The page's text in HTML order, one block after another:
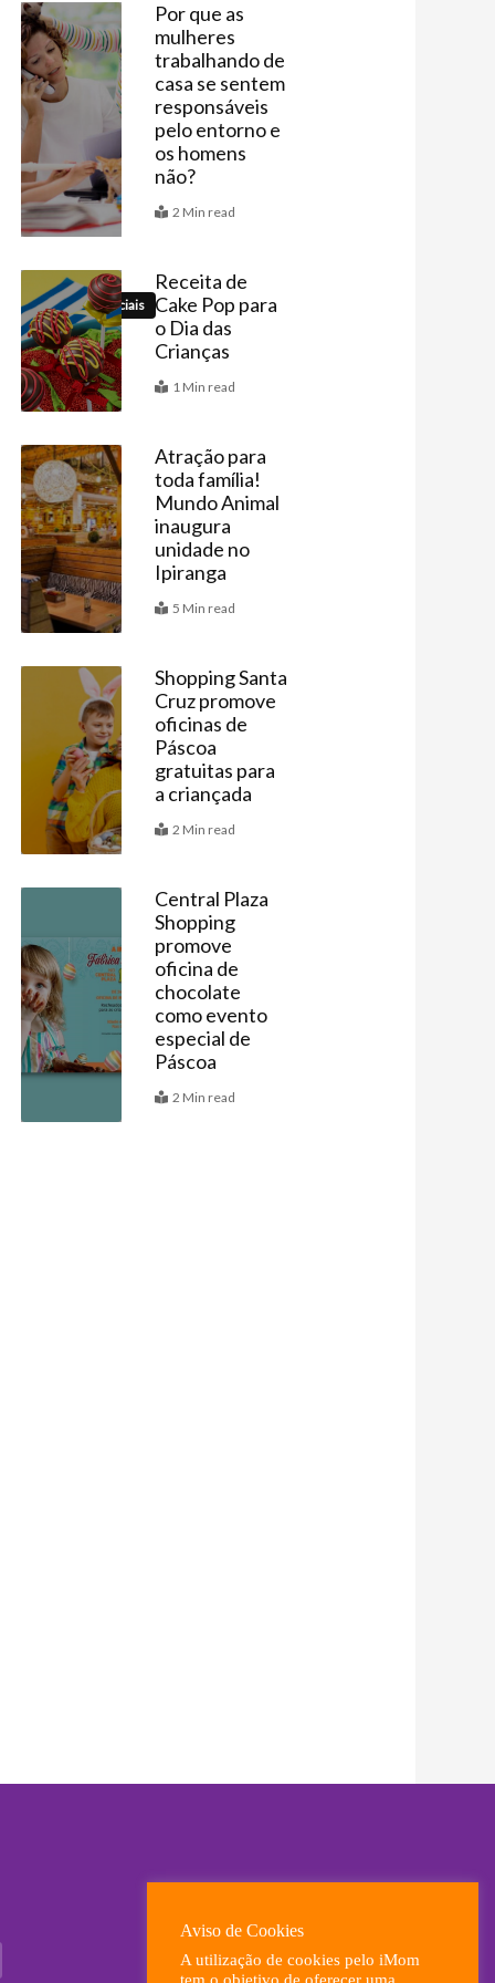
Agenda
Por que as
mulheres
trabalhando de
casa se sentem
responsáveis
pelo entorno e
os homens
não?
2 Min read
Datas Especiais
Receita de
Cake Pop para
o Dia das
Crianças
1 Min read
Últimas
Atração para
toda família!
Mundo Animal
inaugura
unidade no
Ipiranga
5 Min read
Agenda
Shopping Santa
Cruz promove
oficinas de
Páscoa
gratuitas para
a criançada
2 Min read
Central Plaza
Shopping
promove
oficina de
chocolate
como evento
especial de
Páscoa
2 Min read
Aviso de Cookies
A utilização de cookies pelo iMom